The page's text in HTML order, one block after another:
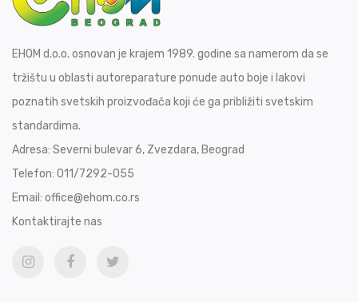
EHOM d.o.o. osnovan je krajem 1989. godine sa namerom da se
tržištu u oblasti autoreparature ponude auto boje i lakovi
poznatih svetskih proizvođača koji će ga približiti svetskim
standardima.
Adresa: Severni bulevar 6, Zvezdara, Beograd
Telefon: 011/7292-055
Email: office@ehom.co.rs
Kontaktirajte nas